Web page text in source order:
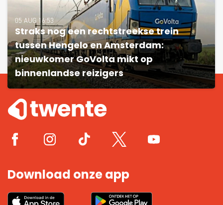
05 AUG 16:53
Straks nog een rechtstreekse trein
tussen Hengelo en Amsterdam:
nieuwkomer GoVolta mikt op
binnenlandse reizigers
Download onze app